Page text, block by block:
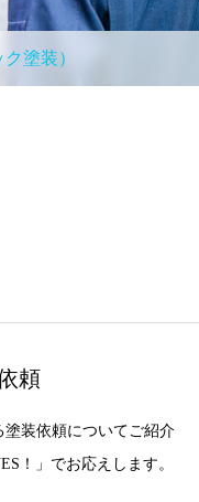
塗装）
頼
装依頼についてご紹介
！」でお応えします。